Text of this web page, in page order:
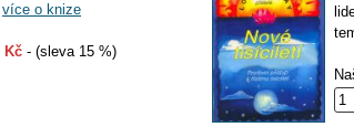
více o knize
Kč - (sleva 15 %)